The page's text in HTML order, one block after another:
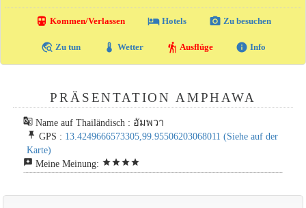
directions_transit Kommen/Verlassen local_hotelHotels photo_camera Zu besuchen
travel_explore Zu tun thermostat Wetter hiking Ausflüge info Info
PRÄSENTATION AMPHAWA
g_translate Name auf Thailändisch : อัมพวา
push_pin GPS : 13.4249666573305,99.95506203068011 (Siehe auf der
Karte)
reviews Meine Meinung: starstarstarstar